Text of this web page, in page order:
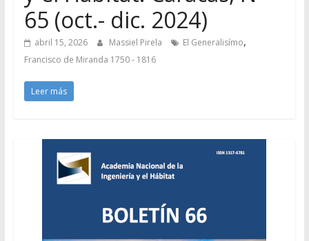
65 (oct.- dic. 2024)
abril 15, 2026 Massiel Pirela El Generalisímo,
Francisco de Miranda 1750 - 1816
Leer más